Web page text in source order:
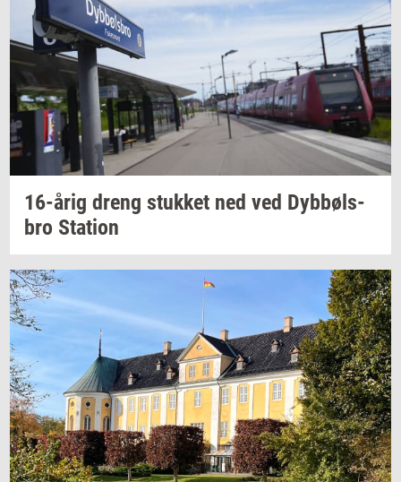
16-årig dreng stuk­ket ned ved Dybbøls­
bro Sta­tion